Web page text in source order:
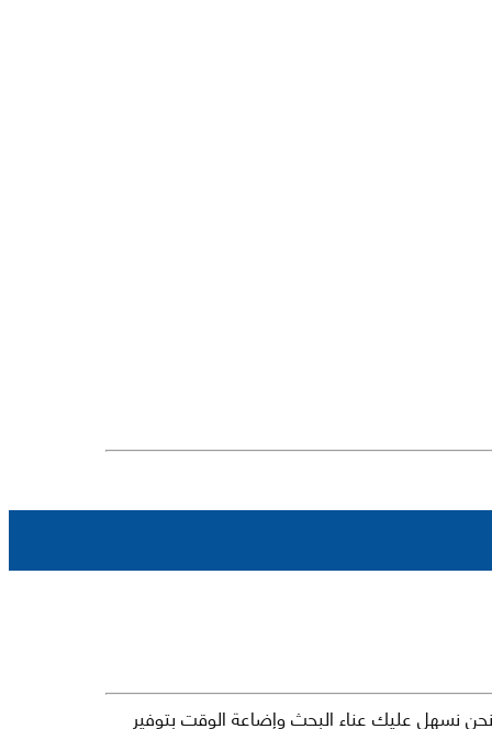
نسهل عليك عناء البحث وإضاعة الوقت بتوفير